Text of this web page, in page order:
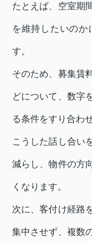
たとえば、空室期
を維持したいのか
す。
そのため、募集賃
どについて、数字
る条件をすり合わ
こうした話し合い
減らし、物件の方
くなります。
次に、客付け経路
集中させず、複数